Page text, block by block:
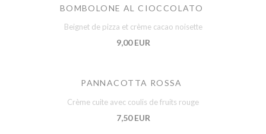
BOMBOLONE AL CIOCCOLATO
Beignet de pizza et crème cacao noisette
9,00 EUR
PANNACOTTA ROSSA
Crème cuite avec coulis de fruits rouge
7,50 EUR